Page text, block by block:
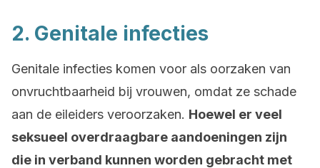
2. Genitale infecties
Genitale infecties komen voor als oorzaken van
onvruchtbaarheid bij vrouwen, omdat ze schade
aan de eileiders veroorzaken. Hoewel er veel
seksueel overdraagbare aandoeningen zijn
die in verband kunnen worden gebracht met